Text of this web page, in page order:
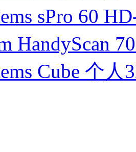
sPro 60
HandyScan
Cube 个人